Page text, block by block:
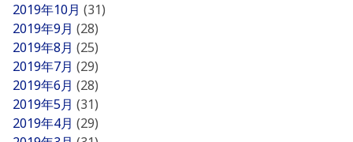
2019年10月 (31)
2019年9月 (28)
2019年8月 (25)
2019年7月 (29)
2019年6月 (28)
2019年5月 (31)
2019年4月 (29)